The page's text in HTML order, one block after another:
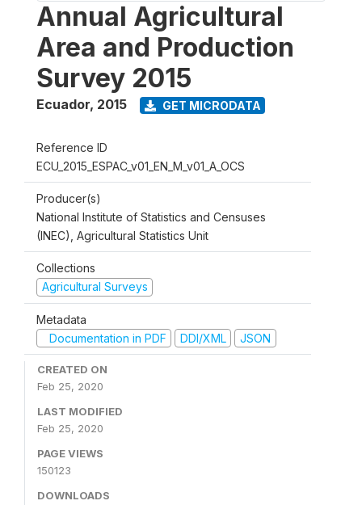
Annual Agricultural
Area and Production
Survey 2015
Ecuador, 2015 GET MICRODATA
Reference ID
ECU_2015_ESPAC_v01_EN_M_v01_A_OCS
Producer(s)
National Institute of Statistics and Censuses
(INEC), Agricultural Statistics Unit
Collections
Agricultural Surveys
Metadata
Documentation in PDF
DDI/XML JSON
CREATED ON
Feb 25, 2020
LAST MODIFIED
Feb 25, 2020
PAGE VIEWS
150123
DOWNLOADS